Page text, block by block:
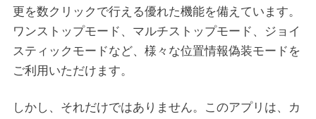
更を数クリックで行える優れた機能を備えています。
ワンストップモード、マルチストップモード、ジョイ
スティックモードなど、様々な位置情報偽装モードを
ご利用いただけます。
しかし、それだけではありません。このアプリは、カ